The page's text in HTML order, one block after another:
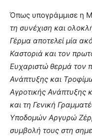
Όπως υπογράμμισε η
τη συνέχιση και
Γέρμα αποτελεί μία
Καστοριά και τον
Ευχαριστώ θερμά τον
Ανάπτυξης και
Αγροτικής Ανάπτυξης
και τη Γενική
Υποδομών Αργυρώ
συμβολή τους στη